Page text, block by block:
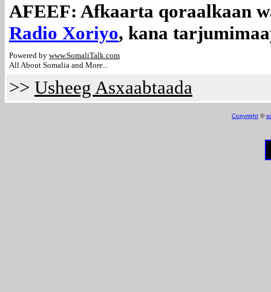
AFEEF: Afkaarta qoraalkaan
Radio Xoriyo, kana
Powered by www.SomaliTalk.com
All About Somalia and More...
>> Usheeg Asxaabtaada
Copyright ©